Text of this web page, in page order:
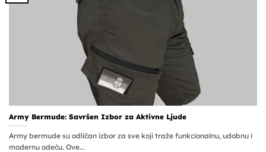
Army Bermude: Savršen Izbor za Aktivne Ljude
Army bermude su odličan izbor za sve koji traže funkcionalnu, udobnu i
modernu odeću. Ove...